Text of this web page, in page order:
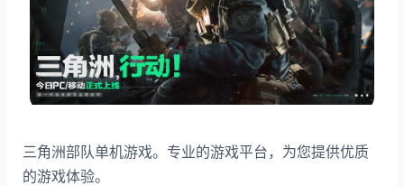
三角洲部队单机游戏。专业的游戏平台，为您提供优质
的游戏体验。